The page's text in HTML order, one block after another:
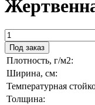
Под заказ
Плотность, г/м2:
Ширина, см:
Температурная
Толщина: